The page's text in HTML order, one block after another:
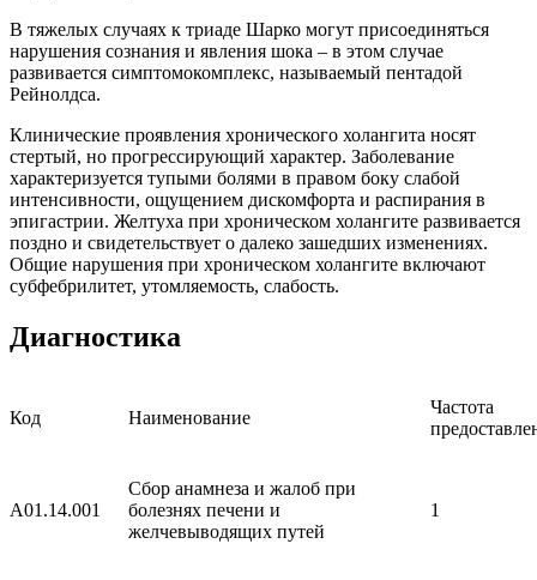
В тяжелых случаях к триаде Шарко могут присоединяться
нарушения сознания и явления шока – в этом случае
развивается симптомокомплекс, называемый пентадой
Рейнолдса.
Клинические проявления хронического холангита носят
стертый, но прогрессирующий характер. Заболевание
характеризуется тупыми болями в правом боку слабой
интенсивности, ощущением дискомфорта и распирания в
эпигастрии. Желтуха при хроническом холангите развивается
поздно и свидетельствует о далеко зашедших изменениях.
Общие нарушения при хроническом холангите включают
субфебрилитет, утомляемость, слабость.
Диагностика
Код Наименование
Частота
A01.14.001
Сбор анамнеза и жалоб при
болезнях печени и
желчевыводящих путей
1